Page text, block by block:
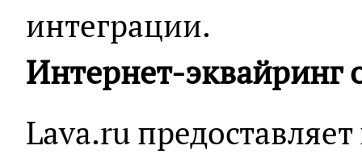
интеграции.
Интернет-эквайринг
Lava.ru